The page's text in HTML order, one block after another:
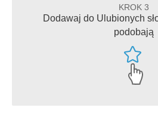
KROK 3
Dodawaj do Ulubionych
podobają